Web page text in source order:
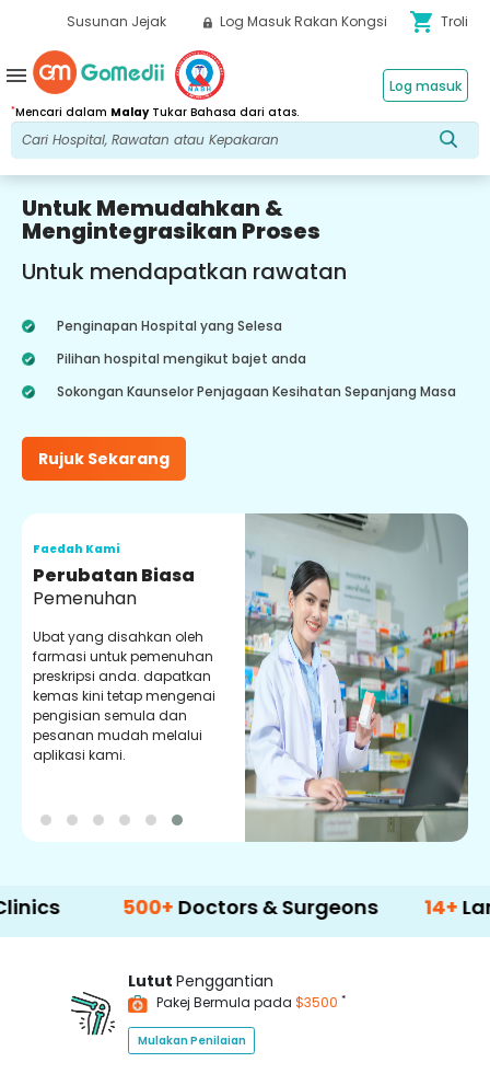
Susunan Jejak Log Masuk Rakan Kongsi shopping_cart Troli
*Mencari dalam MalayTukar Bahasa dari atas.
Log masuk
menu
Untuk Memudahkan &
Mengintegrasikan Proses
Untuk mendapatkan rawatan
Penginapan Hospital yang Selesa
Pilihan hospital mengikut bajet anda
Sokongan Kaunselor Penjagaan Kesihatan Sepanjang Masa
Rujuk Sekarang
Faedah Kami
Perubatan Biasa
Pemenuhan
Ubat yang disahkan oleh
farmasi untuk pemenuhan
preskripsi anda. dapatkan
kemas kini tetap mengenai
pengisian semula dan
pesanan mudah melalui
aplikasi kami.
500+ Doctors & Surgeons 14+
Lutut Penggantian
Pakej Bermula pada $3500 *
Mulakan Penilaian